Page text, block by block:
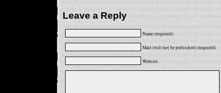
Leave a Reply
Name (required)
Mail (will not be published) (required)
Website